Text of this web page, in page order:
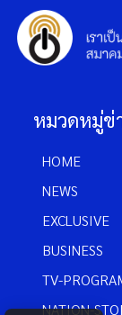
หมวดหมู่ข่
HOME
NEWS
EXCLUSIVE
BUSINESS
TV-
NATION-